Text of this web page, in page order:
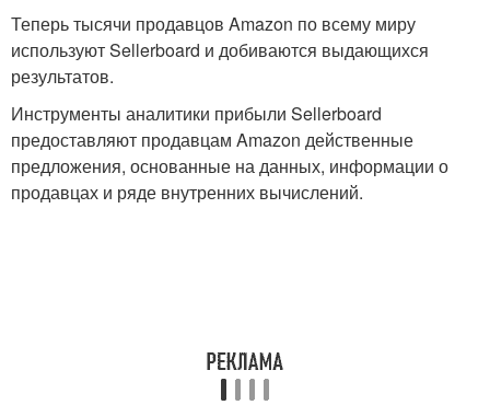
Теперь тысячи продавцов Amazon по всему миру
используют Sellerboard и добиваются выдающихся
результатов.
Инструменты аналитики прибыли Sellerboard
предоставляют продавцам Amazon действенные
предложения, основанные на данных, информации о
продавцах и ряде внутренних вычислений.